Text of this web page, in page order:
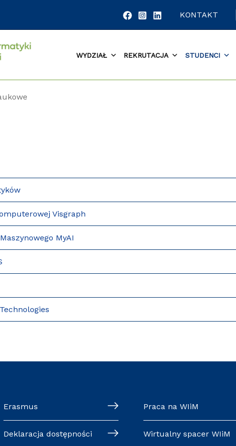
KONTAKT
WYDZIAŁ REKRUTACJA STUDENCI
Visgraph
MyAI
Erasmus
Deklaracja dostępności
Praca na WIiM
Wirtualny spacer WIiM